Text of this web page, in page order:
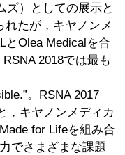
ズ）としての展示と
れたが，キヤノンメ
とOlea Medicalを合
RSNA 2018では最も
。RSNA 2017
，キヤノンメディカ
for Lifeを組み合
でさまざまな課題